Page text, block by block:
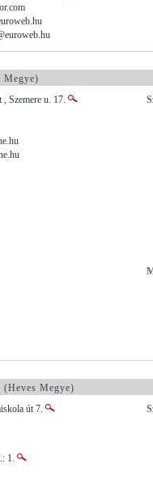
Megye)
Szemere u. 17.
(Heves Megye)
út 7.
1.